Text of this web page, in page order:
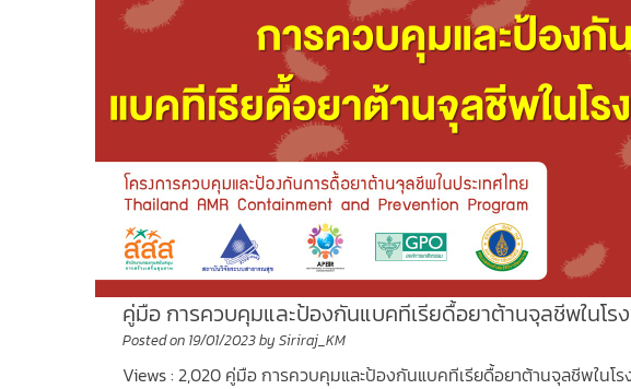
คู่มือ การควบคุมและป้องกันแบคทีเรียดื้อยาต้านจุลชีพในโร
Posted on 19/01/2023bySiriraj_KM
Views : 2,020 คู่มือ การควบคุมและป้องกันแบคทีเรียดื้อยาต้านจุลชีพในโ